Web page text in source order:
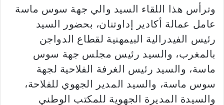
وترأس هذا اللقاء السيد والي جهة سوس ماسة
عامل عمالة أكادير إداوتنان، بحضور السيد
رئيس الفيدرالية البيمهنية لقطاع الدواجن
بالمغرب، والسيد رئيس مجلس جهة سوس
ماسة، والسيد رئيس الغرفة الفلاحية لجهة
سوس ماسة، والسيد المدير الجهوي للفلاحة،
والسيدة المديرة الجهوية للمكتب الوطني